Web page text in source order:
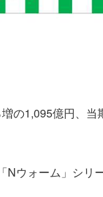
の1,095億円、当
Nウォーム」シリ